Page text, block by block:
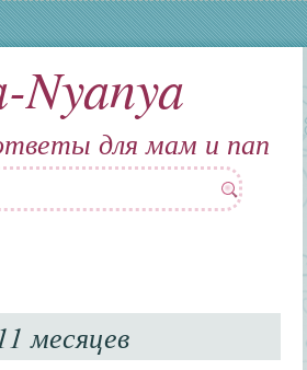
Nyanya
для мам и пап
11 месяцев